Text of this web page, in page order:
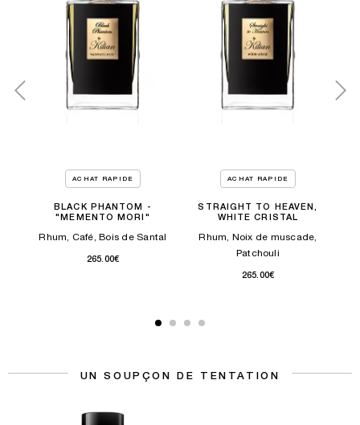
ACHAT RAPIDE
BLACK PHANTOM -
"MEMENTO MORI"
Rhum, Café, Bois de Santal
265.00€
ACHAT RAPIDE
STRAIGHT TO HEAVEN,
WHITE CRISTAL
Rhum, Noix de muscade,
Patchouli
265.00€
UN SOUPÇON DE TENTATION